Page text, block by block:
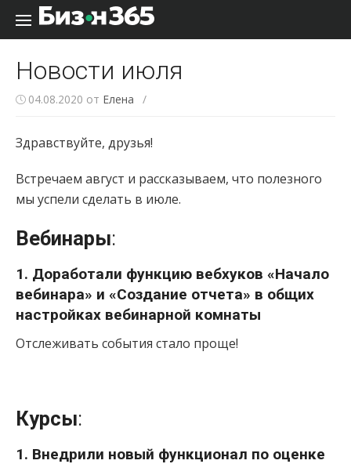
Перейти к содержанию
Новости июля
04.08.2020 от Елена /
Здравствуйте, друзья!
Встречаем август и рассказываем, что полезного
мы успели сделать в июле.
Вебинары:
1. Доработали функцию вебхуков «Начало
вебинара» и «Создание отчета» в общих
настройках вебинарной комнаты
Отслеживать события стало проще!
Курсы:
1. Внедрили новый функционал по оценке